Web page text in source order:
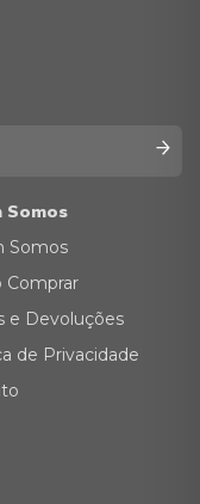
Somos
Somos
Comprar
e Devoluções
de Privacidade